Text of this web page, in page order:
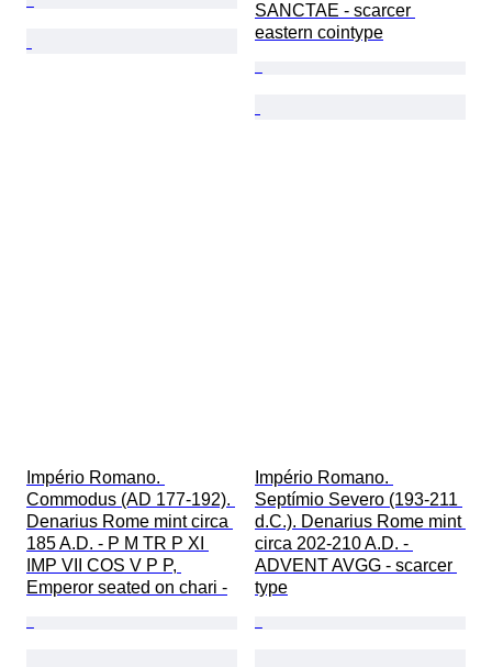
SANCTAE - scarcer
eastern cointype
Império Romano.
Commodus (AD 177-192).
Denarius Rome mint circa
185 A.D. - P M TR P XI
IMP VII COS V P P,
Emperor seated on chari -
Império Romano.
Septímio Severo (193-211
d.C.). Denarius Rome mint
circa 202-210 A.D. -
ADVENT AVGG - scarcer
type